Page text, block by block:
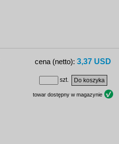
cena (netto): 3,37 USD
szt.
towar dostępny w magazynie